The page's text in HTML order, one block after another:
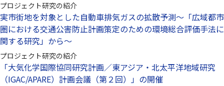
プロジェクト研究の紹介
実市街地を対象とした自動車排気ガスの拡散予測〜「広域都市
圏における交通公害防止計画策定のための環境総合評価手法に
関する研究」から〜
プロジェクト研究の紹介
「大気化学国際協同研究計画／東アジア・北太平洋地域研究
（IGAC/APARE）計画会議（第２回）」の開催